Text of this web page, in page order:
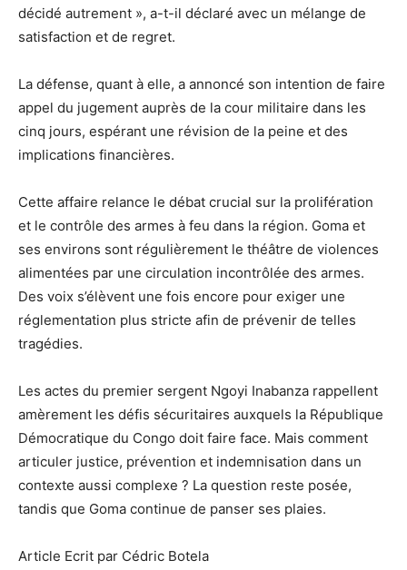
décidé autrement », a-t-il déclaré avec un mélange de
satisfaction et de regret.
La défense, quant à elle, a annoncé son intention de faire
appel du jugement auprès de la cour militaire dans les
cinq jours, espérant une révision de la peine et des
implications financières.
Cette affaire relance le débat crucial sur la prolifération
et le contrôle des armes à feu dans la région. Goma et
ses environs sont régulièrement le théâtre de violences
alimentées par une circulation incontrôlée des armes.
Des voix s’élèvent une fois encore pour exiger une
réglementation plus stricte afin de prévenir de telles
tragédies.
Les actes du premier sergent Ngoyi Inabanza rappellent
amèrement les défis sécuritaires auxquels la République
Démocratique du Congo doit faire face. Mais comment
articuler justice, prévention et indemnisation dans un
contexte aussi complexe ? La question reste posée,
tandis que Goma continue de panser ses plaies.
Article Ecrit par Cédric Botela